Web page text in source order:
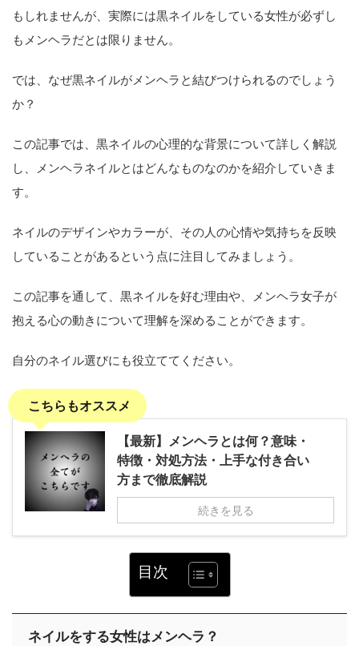
もしれませんが、実際には黒ネイルをしている女性が必ずし
もメンヘラだとは限りません。
では、なぜ黒ネイルがメンヘラと結びつけられるのでしょう
か？
この記事では、黒ネイルの心理的な背景について詳しく解説
し、メンヘラネイルとはどんなものなのかを紹介していきま
す。
ネイルのデザインやカラーが、その人の心情や気持ちを反映
していることがあるという点に注目してみましょう。
この記事を通して、黒ネイルを好む理由や、メンヘラ女子が
抱える心の動きについて理解を深めることができます。
自分のネイル選びにも役立ててください。
こちらもオススメ
【最新】メンヘラとは何？意味・
特徴・対処方法・上手な付き合い
方まで徹底解説
続きを見る
目次
ネイルをする女性はメンヘラ？